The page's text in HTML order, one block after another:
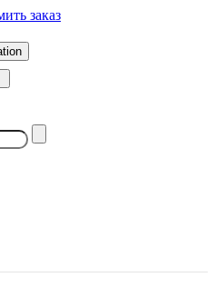
заказ